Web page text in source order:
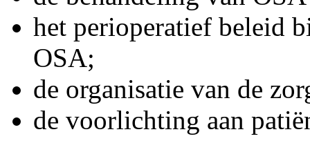
het perioperatief beleid
OSA;
de organisatie van de
de voorlichting aan